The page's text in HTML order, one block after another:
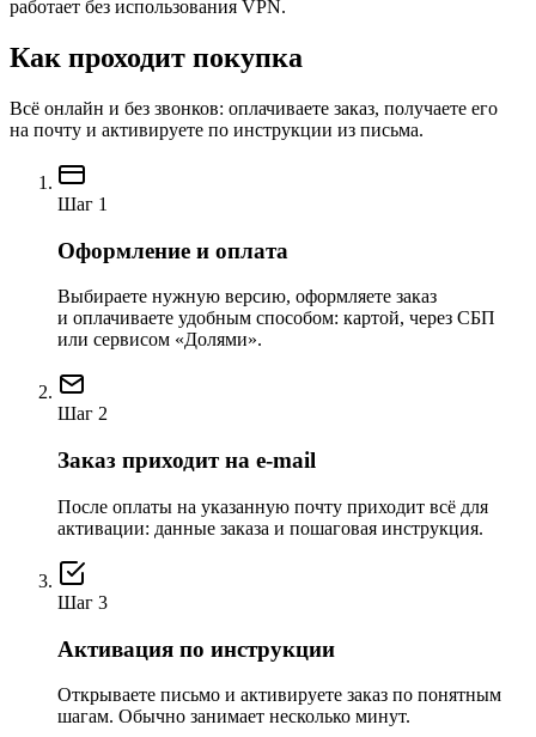
работает без использования VPN.
Как проходит покупка
Всё онлайн и без звонков: оплачиваете заказ, получаете его
на почту и активируете по инструкции из письма.
Шаг 1
Оформление и оплата
Выбираете нужную версию, оформляете заказ
и оплачиваете удобным способом: картой, через СБП
или сервисом «Долями».
Шаг 2
Заказ приходит на e-mail
После оплаты на указанную почту приходит всё для
активации: данные заказа и пошаговая инструкция.
Шаг 3
Активация по инструкции
Открываете письмо и активируете заказ по понятным
шагам. Обычно занимает несколько минут.